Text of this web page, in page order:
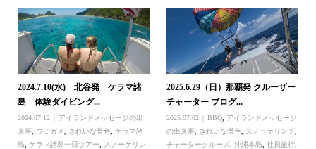
2024.7.10(水) 北谷発 ケラマ諸
島 体験ダイビング...
2024.07.12
アイランドメッセージの出
来事, ウミガメ きれいな景色
ケラマ諸
島
ケラマ諸島一日ツアー
スノーケリン
2025.6.29（日）那覇発 クルーザー
チャーター ブログ...
2025.07.02 BBQ
アイランドメッセージ
の出来事
きれいな景色 スノーケリング
チャータークルーズ ,沖縄本島 ,社員旅行